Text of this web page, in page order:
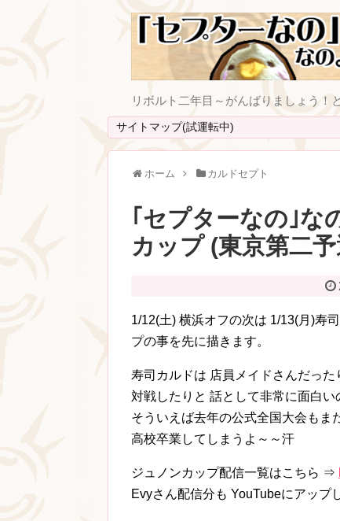
リボルト二年目～がんばりましょう！
サイトマップ(試運転中)
ホーム カルドセプト
｢セプターなの｣な
カップ (東京第二
1/12(土) 横浜オフの次は 1/13(月)寿
プの事を先に描きます。
寿司カルドは 店員メイドさんだっ
対戦したりと 話として非常に面白
そういえば去年の公式全国大会も
高校卒業してしまうよ～～汗
ジュノンカップ配信一覧はこちら ⇒
Evyさん配信分も YouTubeにアップ